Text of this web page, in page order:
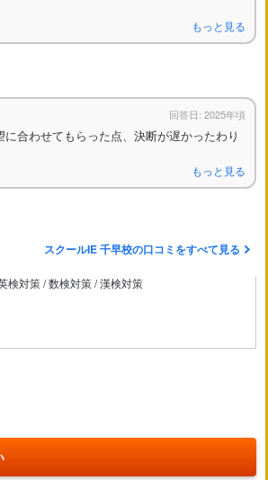
もっと見る
回答日: 2025年頃
合わせてもらった点、決断が遅かったわり
もっと見る
スクールIE 千早校の口コミをすべて見る
検対策 / 数検対策 / 漢検対策